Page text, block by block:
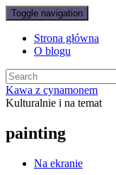
Toggle navigation
Strona główna
O blogu
Kawa z cynamonem
Kulturalnie i na temat
painting
Na ekranie